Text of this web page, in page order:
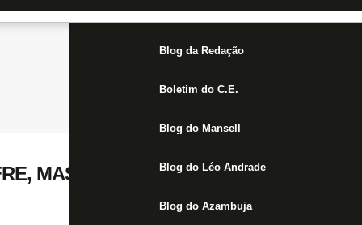
Jogos
Blog da Redação
Boletim do C.E.
Blog do Mansell
Blog do Léo Andrade
Blog do Azambuja
MAS BOTAFOGO PASSA PELO CRB